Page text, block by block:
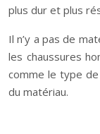
plus dur et plus
Il n’y a pas de
les chaussures
comme le type de
du matériau.